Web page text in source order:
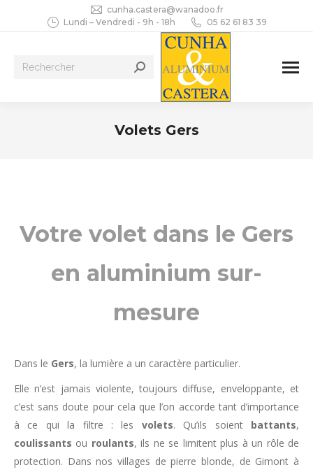
cunha.castera@wanadoo.fr
Lundi – Vendredi - 9h - 18h
05 62 61 83 39
Recherche
Volets Gers
Votre volet dans le Gers
en aluminium sur-
mesure
Dans le Gers, la lumière a un caractère particulier.
Elle n’est jamais violente, toujours diffuse, enveloppante, et
c’est sans doute pour cela que l’on accorde tant d’importance
à ce qui la filtre : les volets. Qu’ils soient battants,
coulissants ou roulants, ils ne se limitent plus à un rôle de
protection. Dans nos villages de pierre blonde, de Gimont à